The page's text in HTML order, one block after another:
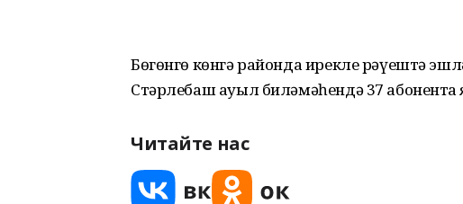
Бөгөнгө көнгә районда ирекле рәүештә
Стәрлебаш ауыл биләмәһендә 37 абонентҡа
Читайте нас